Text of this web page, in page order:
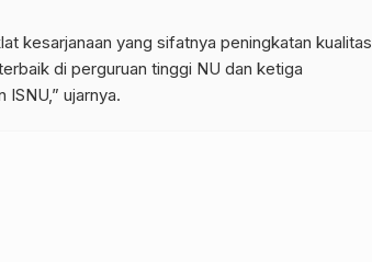
kesarjanaan yang sifatnya peningkatan kualitas
di perguruan tinggi NU dan ketiga
ujarnya.